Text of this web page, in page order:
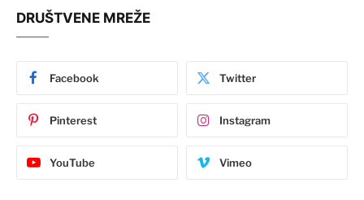
DRUŠTVENE MREŽE
Facebook Twitter
Pinterest Instagram
YouTube Vimeo